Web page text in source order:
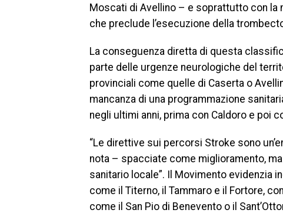
Moscati di Avellino – e soprattutto con la
che preclude l’esecuzione della
La conseguenza diretta di questa
parte delle urgenze neurologiche del
provinciali come quelle di Caserta o
mancanza di una programmazione
negli ultimi anni, prima con Caldoro e poi
“Le direttive sui percorsi Stroke sono
nota – spacciate come miglioramento,
sanitario locale”. Il Movimento evidenzia
come il Titerno, il Tammaro e il Fortore,
come il San Pio di Benevento o il